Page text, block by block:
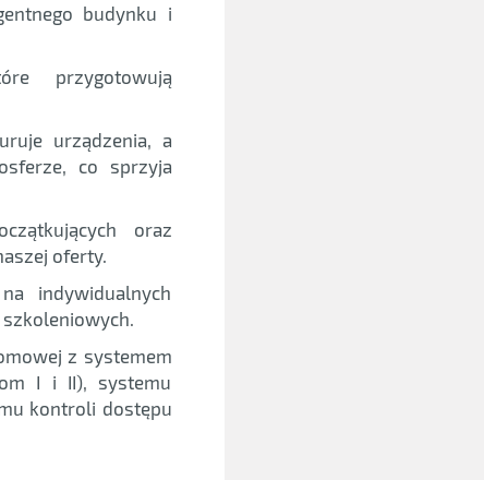
budynku i
przygotowują
urządzenia, a
co sprzyja
oraz
oferty.
indywidualnych
z systemem
I i II), systemu
kontroli dostępu